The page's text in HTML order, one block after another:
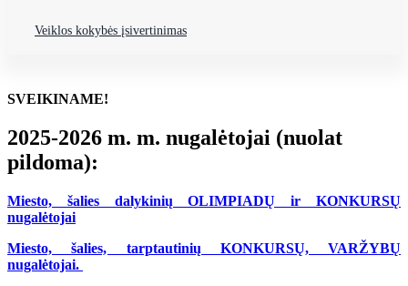
Veiklos kokybės įsivertinimas
SVEIKINAME!
2025-2026 m. m. nugalėtojai (nuolat
pildoma):
Miesto, šalies dalykinių OLIMPIADŲ ir KONKURSŲ
nugalėtojai
Miesto, šalies, tarptautinių KONKURSŲ, VARŽYBŲ
nugalėtojai.